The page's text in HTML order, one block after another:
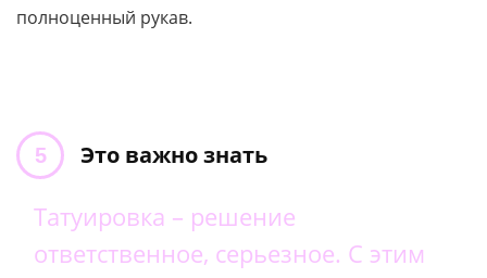
полноценный рукав.
Это важно знать
Татуировка – решение
ответственное, серьезное. С этим